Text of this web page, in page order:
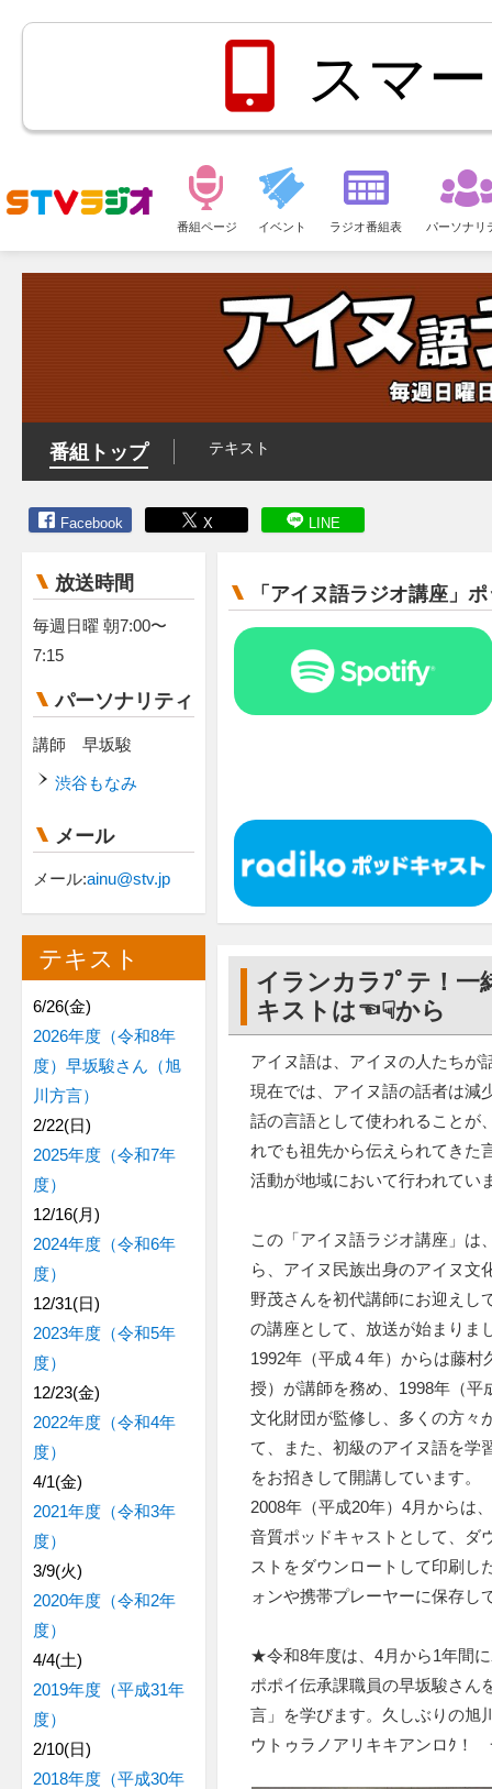
スマ
ュ
番組ページ イベント ラジオ番組表 パーソナリ
番組トップ テキスト
Facebook X LINE
「アイヌ語ラジオ講座」
イランカラﾌﾟテ！一
キストは☜☟から
アイヌ語は、アイヌの人たちが
現在では、アイヌ語の話者は減
話の言語として使われることが
れでも祖先から伝えられてきた
活動が地域において行われてい
この「アイヌ語ラジオ講座」は
ら、アイヌ民族出身のアイヌ文
野茂さんを初代講師にお迎えし
の講座として、放送が始まりま
1992年（平成４年）からは藤
授）が講師を務め、1998年（平
文化財団が監修し、多くの方々
て、また、初級のアイヌ語を学
をお招きして開講しています。
2008年（平成20年）4月からは
音質ポッドキャストとして、ダ
ストをダウンロートして印刷し
ォンや携帯プレーヤーに保存し
★令和8年度は、4月から1年間
ポポイ伝承課職員の早坂駿さん
言」を学びます。久しぶりの旭
ウトゥラノアリキキアンロｸ！
放送時間
毎週日曜 朝7:00〜
7:15
パーソナリティ
講師 早坂駿
渋谷もなみ
メール
メール:ainu@stv.jp
テキスト
6/26(金)
2026年度（令和8年
度）早坂駿さん（旭
川方言）
2/22(日)
2025年度（令和7年
度）
12/16(月)
2024年度（令和6年
度）
12/31(日)
2023年度（令和5年
度）
12/23(金)
2022年度（令和4年
度）
4/1(金)
2021年度（令和3年
度）
3/9(火)
2020年度（令和2年
度）
4/4(土)
2019年度（平成31年
度）
2/10(日)
2018年度（平成30年